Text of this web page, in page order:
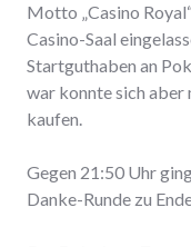
Motto „Casino
Casino-Saal
Startguthaben an
war konnte sich aber
kaufen.
Gegen 21:50 Uhr
Danke-Runde zu